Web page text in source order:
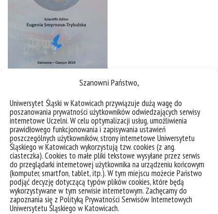
Szanowni Państwo,
Uniwersytet Śląski w Katowicach przywiązuje dużą wagę do
poszanowania prywatności użytkowników odwiedzających serwisy
internetowe Uczelni. W celu optymalizacji usług, umożliwienia
prawidłowego funkcjonowania i zapisywania ustawień
poszczególnych użytkowników, strony internetowe Uniwersytetu
Śląskiego w Katowicach wykorzystują tzw. cookies (z ang.
ciasteczka). Cookies to małe pliki tekstowe wysyłane przez serwis
do przeglądarki internetowej użytkownika na urządzeniu końcowym
(komputer, smartfon, tablet, itp.). W tym miejscu możecie Państwo
podjąć decyzję dotyczącą typów plików cookies, które będą
wykorzystywane w tym serwisie internetowym. Zachęcamy do
zapoznania się z Polityką Prywatności Serwisów Internetowych
Uniwersytetu Śląskiego w Katowicach.
deklaracja dostępności